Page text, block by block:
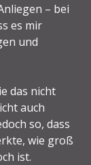
– bei
es mir
und
das nicht
auch
so, dass
wie groß
ist.